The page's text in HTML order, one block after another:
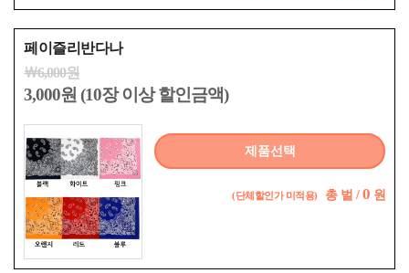
페이즐리반다나
￦6,000원
3,000원 (10장 이상 할인금액)
제품선택
(단체할인가 미적용) 총 벌 / 0 원